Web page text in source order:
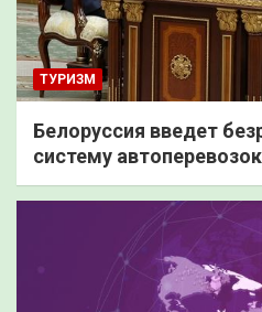
ТУРИЗМ
Белоруссия введет
систему